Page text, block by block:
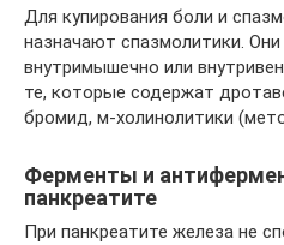
Для купирования боли и
назначают спазмолитики.
внутримышечно или
те, которые содержат
бромид, м-холинолитики
Ферменты и
панкреатите
При панкреатите железа не